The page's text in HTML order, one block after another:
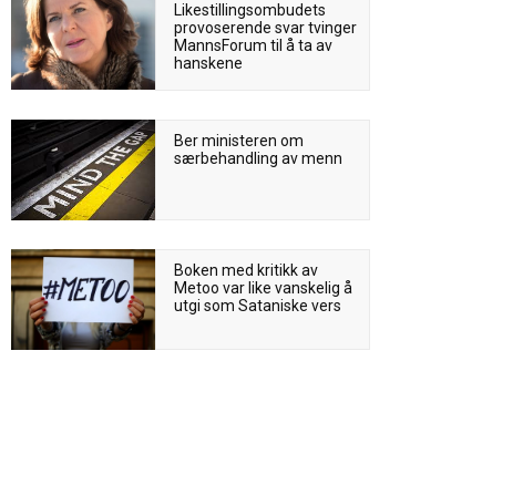
Likestillingsombudets
provoserende svar tvinger
MannsForum til å ta av
hanskene
Ber ministeren om
særbehandling av menn
Boken med kritikk av
Metoo var like vanskelig å
utgi som Sataniske vers